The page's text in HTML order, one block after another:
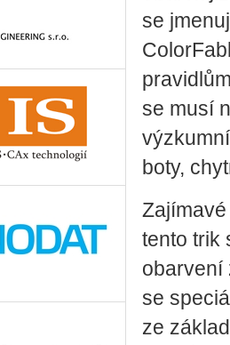
se
se musí
boty,
tento trik
obarvení
se
ze